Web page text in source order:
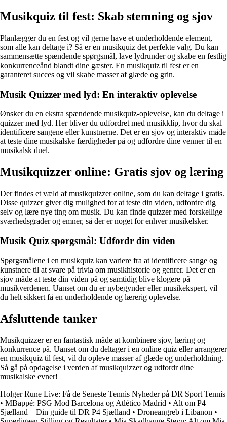
Musikquiz til fest: Skab stemning og sjov
Planlægger du en fest og vil gerne have et underholdende element,
som alle kan deltage i? Så er en musikquiz det perfekte valg. Du kan
sammensætte spændende spørgsmål, lave lydrunder og skabe en festlig
konkurrenceånd blandt dine gæster. En musikquiz til fest er en
garanteret succes og vil skabe masser af glæde og grin.
Musik Quizzer med lyd: En interaktiv oplevelse
Ønsker du en ekstra spændende musikquiz-oplevelse, kan du deltage i
quizzer med lyd. Her bliver du udfordret med musikklip, hvor du skal
identificere sangene eller kunstnerne. Det er en sjov og interaktiv måde
at teste dine musikalske færdigheder på og udfordre dine venner til en
musikalsk duel.
Musikquizzer online: Gratis sjov og læring
Der findes et væld af musikquizzer online, som du kan deltage i gratis.
Disse quizzer giver dig mulighed for at teste din viden, udfordre dig
selv og lære nye ting om musik. Du kan finde quizzer med forskellige
sværhedsgrader og emner, så der er noget for enhver musikelsker.
Musik Quiz spørgsmål: Udfordr din viden
Spørgsmålene i en musikquiz kan variere fra at identificere sange og
kunstnere til at svare på trivia om musikhistorie og genrer. Det er en
sjov måde at teste din viden på og samtidig blive klogere på
musikverdenen. Uanset om du er nybegynder eller musikekspert, vil
du helt sikkert få en underholdende og lærerig oplevelse.
Afsluttende tanker
Musikquizzer er en fantastisk måde at kombinere sjov, læring og
konkurrence på. Uanset om du deltager i en online quiz eller arrangerer
en musikquiz til fest, vil du opleve masser af glæde og underholdning.
Så gå på opdagelse i verden af musikquizzer og udfordr dine
musikalske evner!
Holger Rune Live: Få de Seneste Tennis Nyheder på DR Sport Tennis
• MBappé: PSG Mod Barcelona og Atlético Madrid • Alt om P4
Sjælland – Din guide til DR P4 Sjælland • Droneangreb i Libanon •